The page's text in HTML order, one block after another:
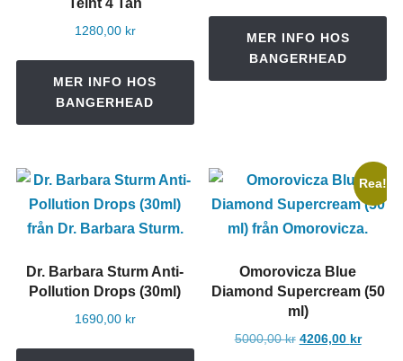
Teint 4 Tan
1280,00 kr
MER INFO HOS
BANGERHEAD
MER INFO HOS
BANGERHEAD
Dr. Barbara Sturm Anti-
Pollution Drops (30ml)
1690,00 kr
Rea!
Omorovicza Blue
Diamond Supercream (50
ml)
5000,00kr Det
4206,00 krDet